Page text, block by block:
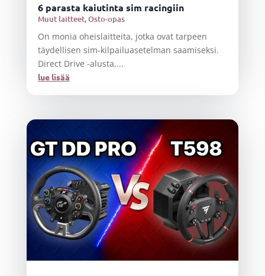
6 parasta kaiutinta sim racingiin
Muut laitteet,Osto-opas
On monia oheislaitteita, jotka ovat tarpeen
täydellisen sim-kilpailuasetelman saamiseksi.
Direct Drive -alusta,...
lue lisää